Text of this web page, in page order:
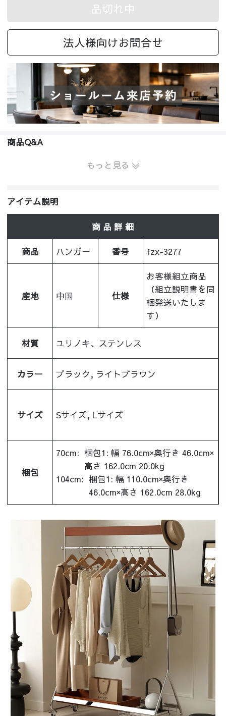
品切れ中
法人様向けお問合せ
商品Q&A
もっと見る
アイテム説明
商 品 詳 細
商品 ハンガー 番号 fzx-3277
産地 中国 仕様
お客様組立商品
（組立説明書を同
梱発送いたしま
す）
材質 ユリノキ、ステンレス
カラー ブラック, ライトブラウン
サイズ Sサイズ, Lサイズ
梱包
70cm: 梱包1: 幅 76.0cm×奥行き 46.0cm×
高さ 162.0cm 20.0kg
104cm: 梱包1: 幅 110.0cm×奥行き
46.0cm×高さ 162.0cm 28.0kg